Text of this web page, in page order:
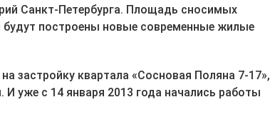
Санкт-Петербурга. Площадь сносимых
будут построены новые современные жилые
застройку квартала «Сосновая Поляна 7-17»,
уже с 14 января 2013 года начались работы